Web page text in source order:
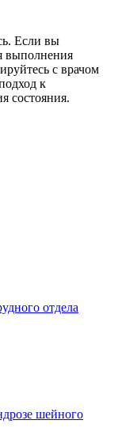
Если вы
выполнения
с врачом
к
состояния.
отдела
шейного